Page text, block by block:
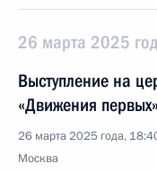
26 марта 2025
Выступление на
«Движения первых»
26 марта 2025 года,
Москва